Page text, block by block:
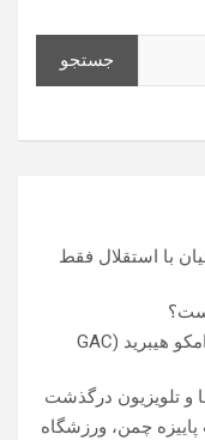
جستجو
با استقلال فقط
بررسی کراس‌اوور هیبریدی جی ای سی امکو هیبرید (GAC
و تلویزیون درگذشت
چمن، ورزشگاه